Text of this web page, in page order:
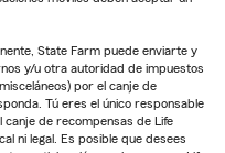
State Farm puede enviarte y
y/u otra autoridad de impuestos
por el canje de
Tú eres el único responsable
canje de recompensas de Life
ni legal. Es posible que desees